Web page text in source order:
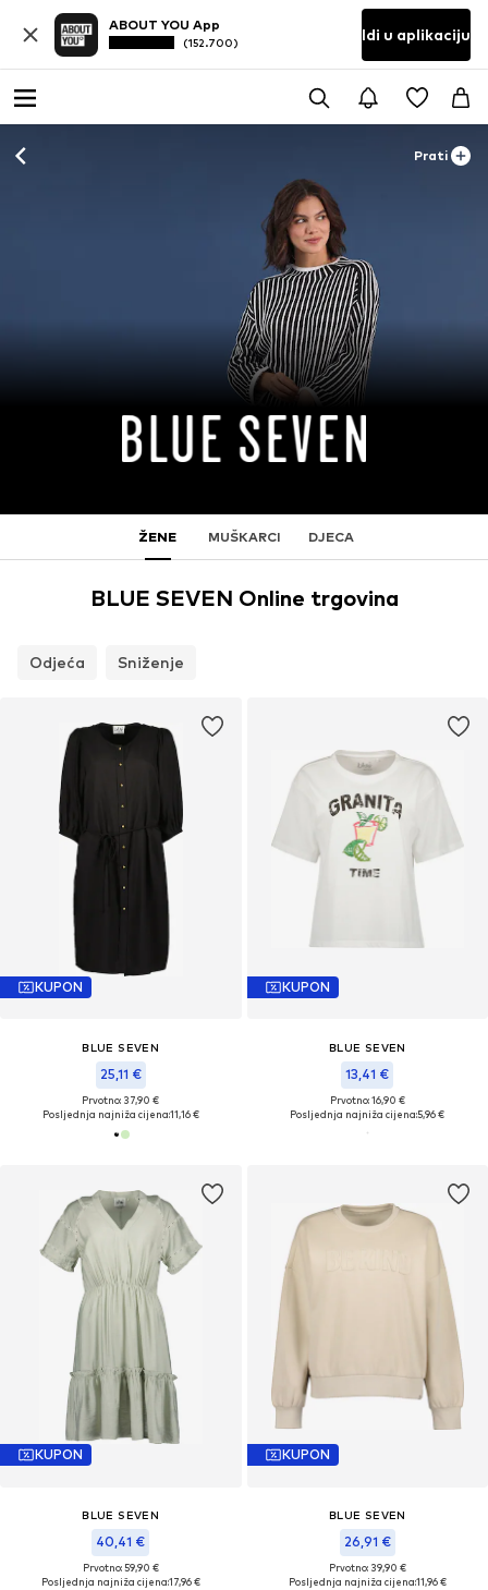
ABOUT YOU App
(152.700) Idi u aplikaciju
Prati
ŽENE MUŠKARCI DJECA
BLUE SEVEN Online trgovina
Odjeća Sniženje
KUPON
BLUE SEVEN
25,11 €
Prvotno: 37,90 €
Posljednja najniža cijena:11,16 €
KUPON
BLUE SEVEN
13,41 €
Prvotno: 16,90 €
Posljednja najniža cijena:5,96 €
KUPON
BLUE SEVEN
40,41 €
Prvotno: 59,90 €
Posljednja najniža cijena:17,96 €
KUPON
BLUE SEVEN
26,91 €
Prvotno: 39,90 €
Posljednja najniža cijena:11,96 €